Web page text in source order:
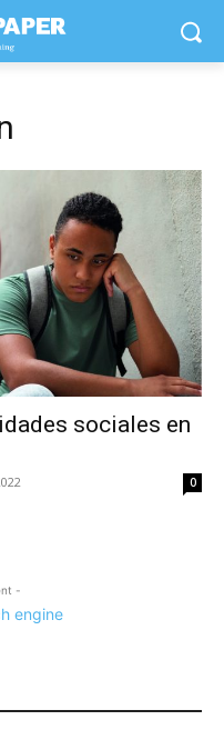
sociales en
0
-